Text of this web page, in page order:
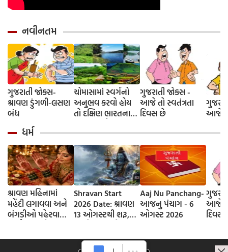
નવીનતમ
ગુજરાતી જોક્સ-
શ્રાવણ ડુંગળી-લસણ
બંધ
ચોમાસામાં સ્વર્ગનો
અનુભવ કરવો હોય
તો દક્ષિણ ભારતના
મુલાકાત લો
ગુજરાતી જોક્સ -
આજે તો સ્વતંત્રતા
દિવસ છે
આજે
ધર્મ
શ્રાવણ મહિનામાં
મહેંદી લગાવવા અને
બંગડીઓ પહેરવાના
Shravan Start
2026 Date: શ્રાવણ
13 ઓગસ્ટથી શરૂ,
શ્રાવણના કેટલા
સોમવાર રહેશે
Aaj Nu Panchang-
આજનુ પંચાગ - 6
ઓગસ્ટ 2026
આજે
દિવસ